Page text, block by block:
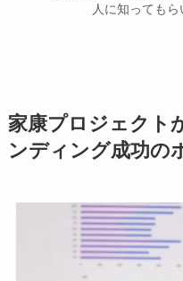
人に知ってもら
家康プロジェクト
ンディング成功の